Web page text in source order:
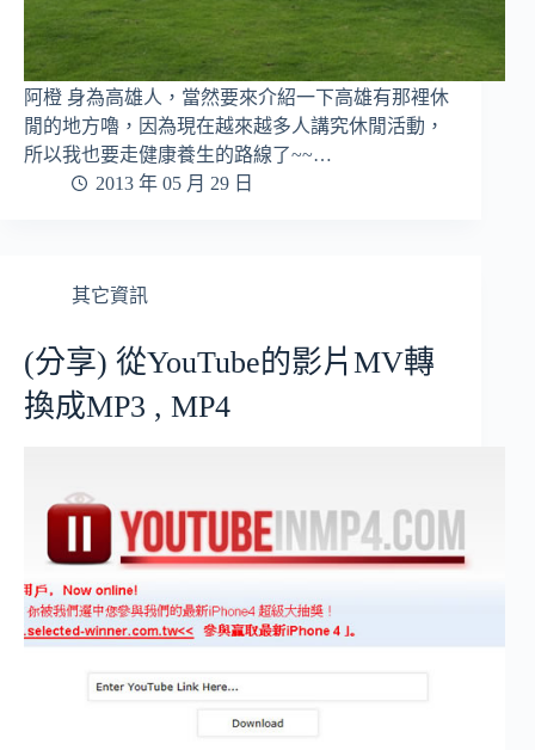
阿橙 身為高雄人，當然要來介紹一下高雄有那裡休
閒的地方嚕，因為現在越來越多人講究休閒活動，
所以我也要走健康養生的路線了~~…
2013 年 05 月 29 日
其它資訊
(分享) 從YouTube的影片MV轉
換成MP3 , MP4